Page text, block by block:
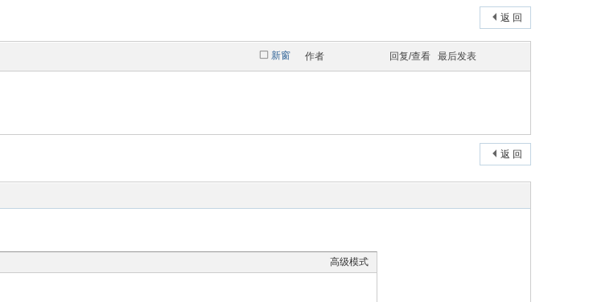
返 回
新窗 作者 回复/查看 最后发表
返 回
高级模式